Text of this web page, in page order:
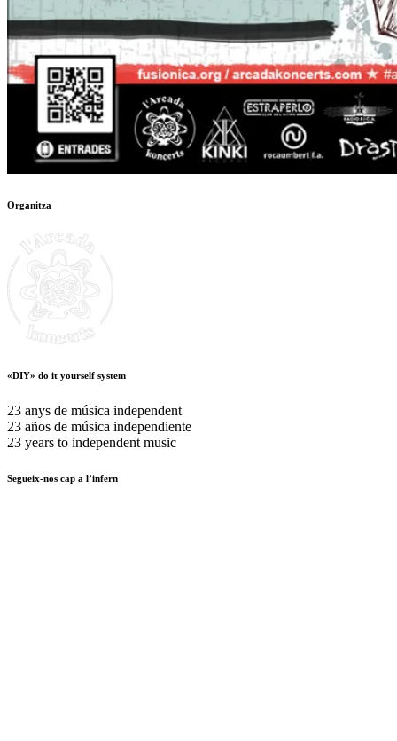
Organitza
«DIY» do it yourself system
23 anys de música independent
23 años de música independiente
23 years to independent music
Segueix-nos cap a l’infern